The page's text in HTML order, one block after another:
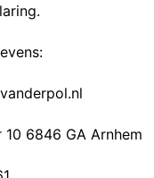
10 6846 GA Arnhem